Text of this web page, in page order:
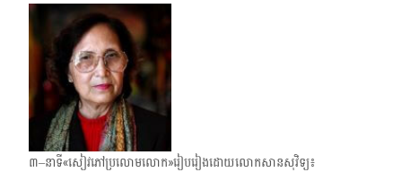
៣–នាទី«សៀវភៅប្រលោមលោក»រៀបរៀងដោយលោកសានសុវិទ្យ៖